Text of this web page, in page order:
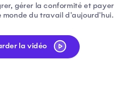
gérer la conformité et
monde du travail d'aujourd'hui.
la vidéo